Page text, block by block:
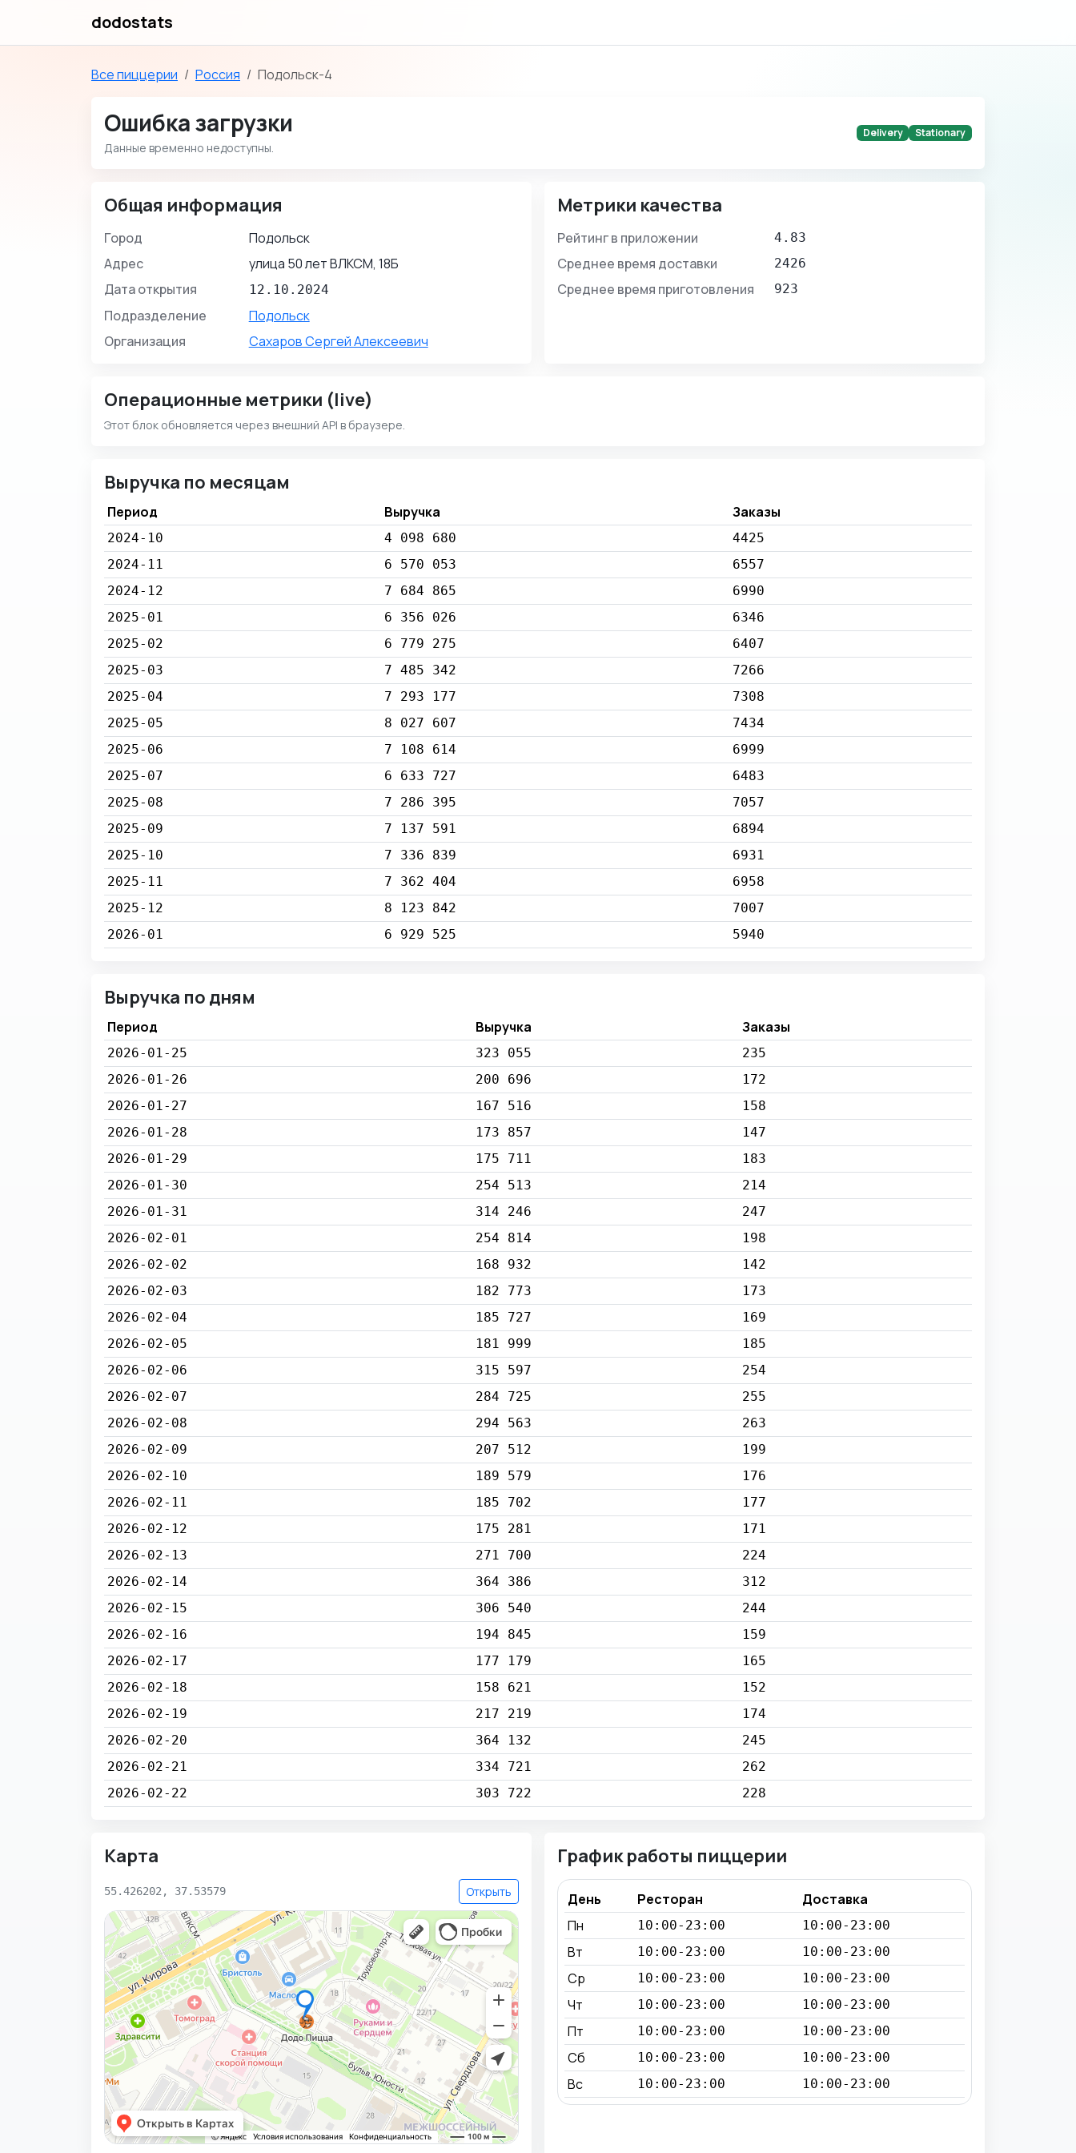
dodostats
Все пиццерии Россия Подольск-4
Ошибка загрузки
Данные временно недоступны.
Delivery Stationary
Общая информация
Город
Подольск
Адрес
улица 50 лет ВЛКСМ, 18Б
Дата открытия
12.10.2024
Подразделение
Подольск
Организация
Сахаров Сергей Алексеевич
Метрики качества
Рейтинг в приложении 4.83
Среднее время доставки 2426
Среднее время приготовления 923
Операционные метрики (live)
Этот блок обновляется через внешний API в браузере.
Выручка по месяцам
Период Выручка Заказы
2024-10 4 098 680
4425
2024-11
6 570 053
6557
2024-12
7 684 865
6990
2025-01
6 356 026
6346
2025-02
6 779 275
6407
2025-03
7 485 342
7266
2025-04
7 293 177
7308
2025-05
8 027 607
7434
2025-06
7 108 614
6999
2025-07
6 633 727
6483
2025-08
7 286 395
7057
2025-09
7 137 591
6894
2025-10
7 336 839
6931
2025-11
7 362 404
6958
2025-12
8 123 842
7007
2026-01
6 929 525 5940
Выручка по дням
Период Выручка Заказы
2026-01-25 323 055
235
2026-01-26
200 696
172
2026-01-27
167 516
158
2026-01-28
173 857
147
2026-01-29
175 711
183
2026-01-30
254 513
214
2026-01-31
314 246
247
2026-02-01
254 814
198
2026-02-02
168 932
142
2026-02-03
182 773
173
2026-02-04
185 727
169
2026-02-05
181 999
185
2026-02-06
315 597
254
2026-02-07
284 725
255
2026-02-08
294 563
263
2026-02-09
207 512
199
2026-02-10
189 579
176
2026-02-11
185 702
177
2026-02-12
175 281
171
2026-02-13
271 700
224
2026-02-14
364 386
312
2026-02-15
306 540
244
2026-02-16
194 845
159
2026-02-17
177 179
165
2026-02-18
158 621
152
2026-02-19
217 219
174
2026-02-20
364 132
245
2026-02-21
334 721
262
2026-02-22
303 722 228
Карта
55.426202, 37.53579 Открыть
График работы пиццерии
День Ресторан
Доставка
Пн
10:00-23:00 10:00-23:00
Вт 10:00-23:00 10:00-23:00
Ср 10:00-23:00 10:00-23:00
Чт 10:00-23:00 10:00-23:00
Пт 10:00-23:00 10:00-23:00
Сб 10:00-23:00 10:00-23:00
Вс 10:00-23:00 10:00-23:00